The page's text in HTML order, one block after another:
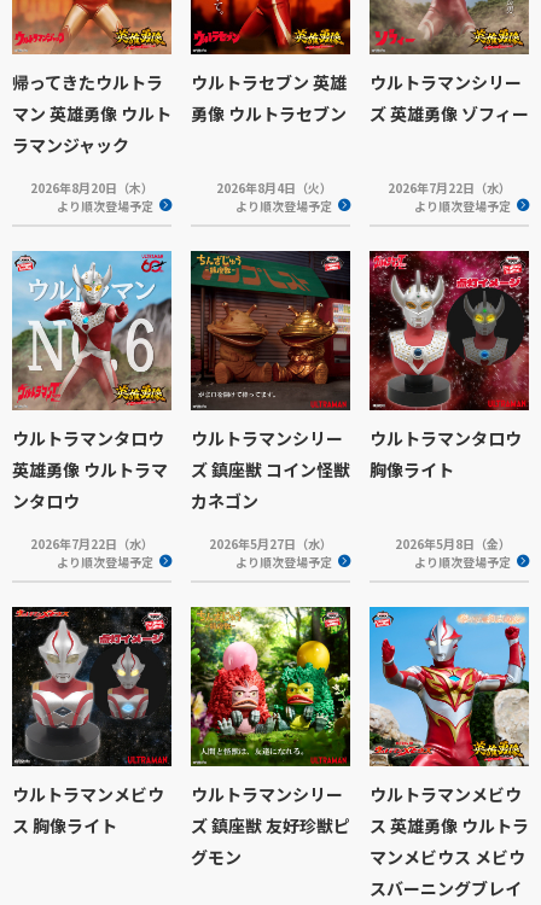
帰ってきたウルトラ
マン 英雄勇像 ウルト
ラマンジャック
2026年8月20日（木）
より順次登場予定
ウルトラセブン 英雄
勇像 ウルトラセブン
2026年8月4日（火）
より順次登場予定
ウルトラマンシリー
ズ 英雄勇像 ゾフィー
2026年7月22日（水）
より順次登場予定
ウルトラマンタロウ
英雄勇像 ウルトラマ
ンタロウ
2026年7月22日（水）
より順次登場予定
ウルトラマンシリー
ズ 鎮座獣 コイン怪獣
カネゴン
2026年5月27日（水）
より順次登場予定
ウルトラマンタロウ
胸像ライト
2026年5月8日（金）
より順次登場予定
ウルトラマンメビウ
ス 胸像ライト
ウルトラマンシリー
ズ 鎮座獣 友好珍獣ピ
グモン
ウルトラマンメビウ
ス 英雄勇像 ウルトラ
マンメビウス メビウ
スバーニングブレイ